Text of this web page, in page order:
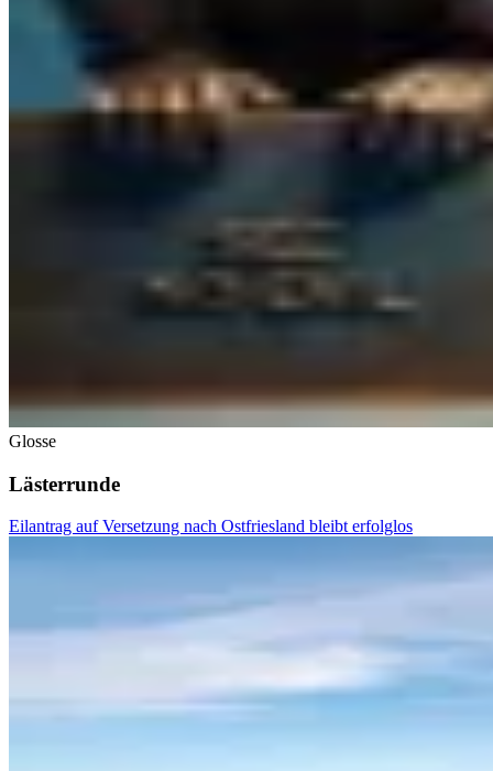
Glosse
Lästerrunde
Eilantrag auf Versetzung nach Ostfriesland bleibt erfolglos